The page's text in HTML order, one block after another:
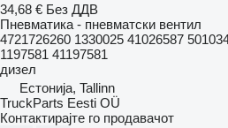
34,68 € Без ДДВ
Пневматика - пневматски вентил
4721726260 1330025 41026587
1197581 41197581
дизел
Естонија, Tallinn
TruckParts Eesti OÜ
Контактирајте го продавачот